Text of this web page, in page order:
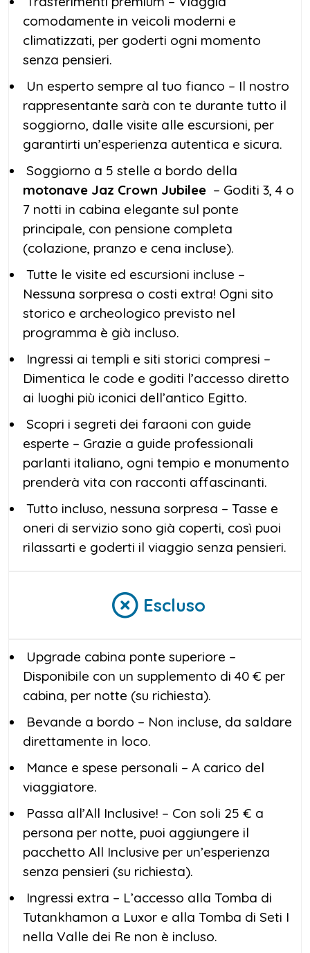
comodamente in veicoli moderni e
climatizzati, per goderti ogni momento
senza pensieri.
Un esperto sempre al tuo fianco – Il nostro
rappresentante sarà con te durante tutto il
soggiorno, dalle visite alle escursioni, per
garantirti un’esperienza autentica e sicura.
Soggiorno a 5 stelle a bordo della
motonave Jaz Crown Jubilee – Goditi 3, 4 o
7 notti in cabina elegante sul ponte
principale, con pensione completa
(colazione, pranzo e cena incluse).
Tutte le visite ed escursioni incluse –
Nessuna sorpresa o costi extra! Ogni sito
storico e archeologico previsto nel
programma è già incluso.
Ingressi ai templi e siti storici compresi –
Dimentica le code e goditi l’accesso diretto
ai luoghi più iconici dell’antico Egitto.
Scopri i segreti dei faraoni con guide
esperte – Grazie a guide professionali
parlanti italiano, ogni tempio e monumento
prenderà vita con racconti affascinanti.
Tutto incluso, nessuna sorpresa – Tasse e
oneri di servizio sono già coperti, così puoi
rilassarti e goderti il viaggio senza pensieri.
Escluso
Upgrade cabina ponte superiore –
Disponibile con un supplemento di 40 € per
cabina, per notte (su richiesta).
Bevande a bordo – Non incluse, da saldare
direttamente in loco.
Mance e spese personali – A carico del
viaggiatore.
Passa all’All Inclusive! – Con soli 25 € a
persona per notte, puoi aggiungere il
pacchetto All Inclusive per un’esperienza
senza pensieri (su richiesta).
Ingressi extra – L’accesso alla Tomba di
Tutankhamon a Luxor e alla Tomba di Seti I
nella Valle dei Re non è incluso.